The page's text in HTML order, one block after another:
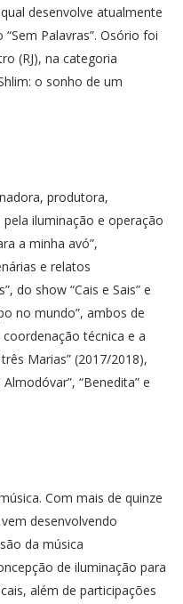
desenvolve atualmente
Palavras”. Osório foi
(RJ), na categoria
o sonho de um
produtora,
iluminação e operação
a minha avó”,
e relatos
do show “Cais e Sais” e
no mundo”, ambos de
técnica e a
Marias” (2017/2018),
“Benedita” e
Com mais de quinze
desenvolvendo
da música
de iluminação para
além de participações